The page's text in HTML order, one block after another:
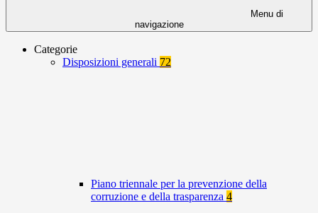
Menu di
navigazione
Categorie
Disposizioni generali 72
Piano triennale per la prevenzione della
corruzione e della trasparenza 4